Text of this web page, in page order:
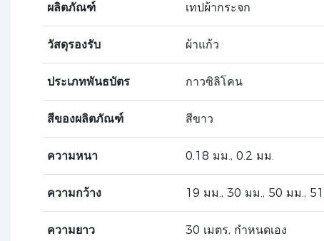
ผลิตภัณฑ์ เทปผ้ากระจก
วัสดุรองรับ ผ้าแก้ว
ประเภทพันธบัตร กาวซิลิโคน
สีของผลิตภัณฑ์ สีขาว
ความหนา 0.18 มม., 0.2 มม.
ความกว้าง 19 มม., 30 มม., 50 มม.,
ความยาว 30 เมตร, กำหนดเอง